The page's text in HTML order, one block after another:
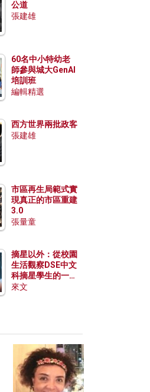
公道
張建雄
60名中小特幼老
師參與城大GenAI
培訓班
編輯精選
西方世界兩批政客
張建雄
市區再生局範式實
現真正的市區重建
3.0
張量童
摘星以外：從校園
生活觀察DSE中文
科摘星學生的一點
特質
來文